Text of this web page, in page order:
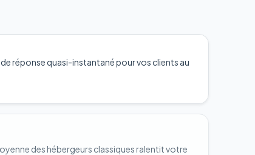
réponse quasi-instantané pour vos clients au
des hébergeurs classiques ralentit votre